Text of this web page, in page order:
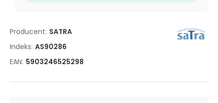
Producent: SATRA
Indeks: AS90286
EAN: 5903246525298